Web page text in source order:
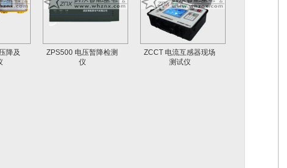
降及
ZPS500 电压暂降检测
仪
ZCCT 电流互感器现场
测试仪